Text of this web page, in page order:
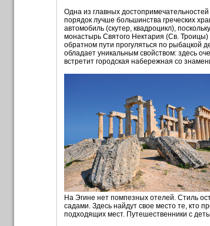
Одна из главных
порядок лучше большинства греческих
автомобиль (скутер, квадроцикл),
монастырь Святого Нектария (Св.
обратном пути прогуляться по рыбацкой
обладает уникальным свойством: здесь
встретит городская набережная со
На Эгине нет помпезных отелей. Стиль
садами. Здесь найдут свое место те, кто
подходящих мест. Путешественники с